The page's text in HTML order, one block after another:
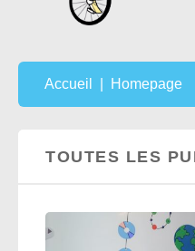
Accueil | Homepage
TOUTES LES